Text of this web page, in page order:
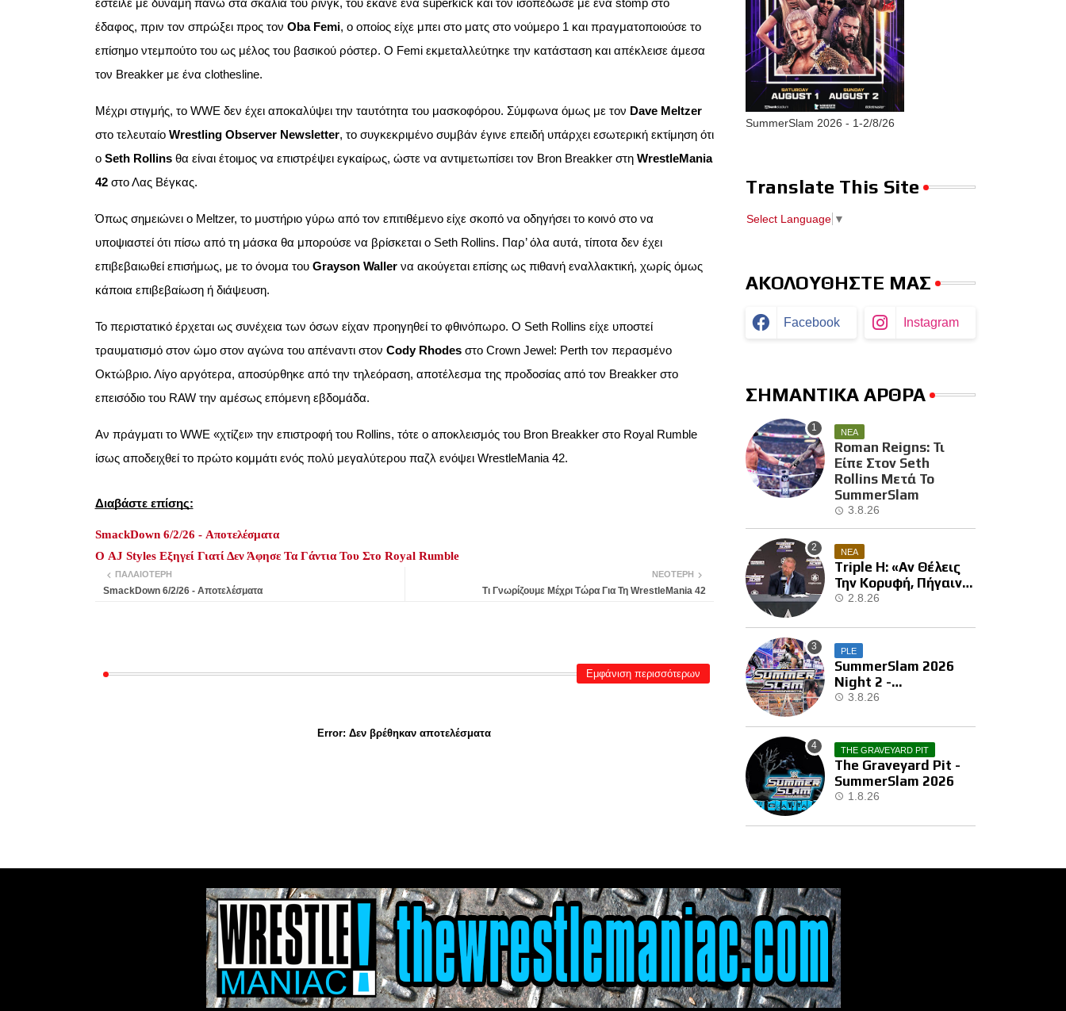
έστειλε με δύναμη πάνω στα σκαλιά του ρινγκ, του έκανε ένα superkick και τον ισοπέδωσε με ένα stomp στο
έδαφος, πριν τον σπρώξει προς τον Oba Femi, ο οποίος είχε μπει στο ματς στο νούμερο 1 και πραγματοποιούσε το
επίσημο ντεμπούτο του ως μέλος του βασικού ρόστερ. Ο Femi εκμεταλλεύτηκε την κατάσταση και απέκλεισε άμεσα
τον Breakker με ένα clothesline.
Μέχρι στιγμής, το WWE δεν έχει αποκαλύψει την ταυτότητα του μασκοφόρου. Σύμφωνα όμως με τον Dave Meltzer
στο τελευταίο Wrestling Observer Newsletter, το συγκεκριμένο συμβάν έγινε επειδή υπάρχει εσωτερική εκτίμηση ότι
ο Seth Rollinsθα είναι έτοιμος να επιστρέψει εγκαίρως, ώστε να αντιμετωπίσει τον Bron Breakker στη WrestleMania
42στο Λας Βέγκας.
Όπως σημειώνει ο Meltzer, το μυστήριο γύρω από τον επιτιθέμενο είχε σκοπό να οδηγήσει το κοινό στο να
υποψιαστεί ότι πίσω από τη μάσκα θα μπορούσε να βρίσκεται ο Seth Rollins. Παρ’ όλα αυτά, τίποτα δεν έχει
επιβεβαιωθεί επισήμως, με το όνομα του Grayson Wallerνα ακούγεται επίσης ως πιθανή εναλλακτική, χωρίς όμως
κάποια επιβεβαίωση ή διάψευση.
Το περιστατικό έρχεται ως συνέχεια των όσων είχαν προηγηθεί το φθινόπωρο. Ο Seth Rollins είχε υποστεί
τραυματισμό στον ώμο στον αγώνα του απέναντι στον Cody Rhodesστο Crown Jewel: Perth τον περασμένο
Οκτώβριο. Λίγο αργότερα, αποσύρθηκε από την τηλεόραση, αποτέλεσμα της προδοσίας από τον Breakker στο
επεισόδιο του RAW την αμέσως επόμενη εβδομάδα.
Αν πράγματι το WWE «χτίζει» την επιστροφή του Rollins, τότε ο αποκλεισμός του Bron Breakker στο Royal Rumble
ίσως αποδειχθεί το πρώτο κομμάτι ενός πολύ μεγαλύτερου παζλ ενόψει WrestleMania 42.
Διαβάστε επίσης:
SmackDown 6/2/26 - Αποτελέσματα
Ο AJ Styles Εξηγεί Γιατί Δεν Άφησε Τα Γάντια Του Στο Royal Rumble
ΝΕΌΤΕΡΗ
Τι Γνωρίζουμε Μέχρι Τώρα Για Τη WrestleMania 42
ΠΑΛΑΙΌΤΕΡΗ
SmackDown 6/2/26 - Αποτελέσματα
Εμφάνιση περισσότερων
Error: Δεν βρέθηκαν αποτελέσματα
SummerSlam 2026 - 1-2/8/26
Translate This Site
Select Language ▼
ΑΚΟΛΟΥΘΗΣΤΕ ΜΑΣ
Facebook Instagram
ΣΗΜΑΝΤΙΚΑ ΑΡΘΡΑ
ΝΕΑ
Roman Reigns: Τι
Είπε Στον Seth
Rollins Μετά Το
SummerSlam
3.8.26
ΝΕΑ
Triple H: «Αν Θέλεις
Την Κορυφή, Πήγαινε
Και Κέρδισε Την»
2.8.26
PLE
SummerSlam 2026
Night 2 -
Αποτελέσματα
3.8.26
THE GRAVEYARD PIT
The Graveyard Pit -
SummerSlam 2026
1.8.26